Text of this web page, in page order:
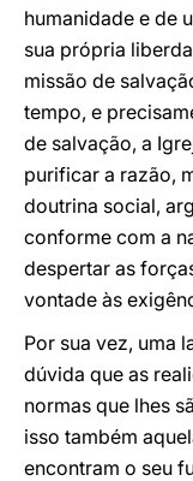
humanidade e de
sua própria
missão de
tempo, e
de salvação, a
purificar a razão,
doutrina social,
conforme com a
despertar as
vontade às
Por sua vez, uma
dúvida que as
normas que lhes
isso também
encontram o seu